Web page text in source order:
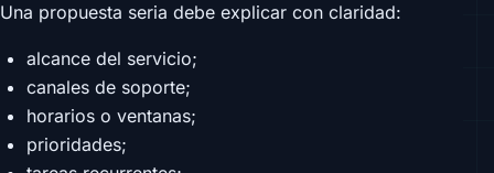
Una propuesta seria debe explicar con claridad:
alcance del servicio;
canales de soporte;
horarios o ventanas;
prioridades;